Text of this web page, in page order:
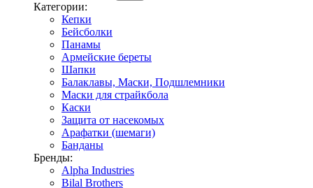
Категории:
Кепки
Бейсболки
Панамы
Армейские береты
Шапки
Балаклавы, Маски, Подшлемники
Маски для страйкбола
Каски
Защита от насекомых
Арафатки (шемаги)
Банданы
Бренды:
Alpha Industries
Bilal Brothers